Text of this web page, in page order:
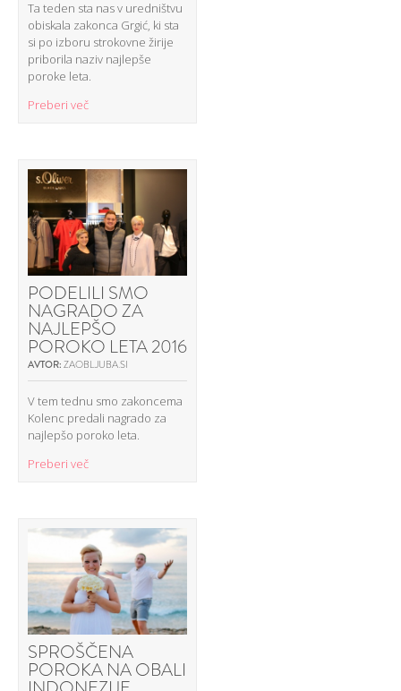
Ta teden sta nas v uredništvu
obiskala zakonca Grgić, ki sta
si po izboru strokovne žirije
priborila naziv najlepše
poroke leta.
Preberi več
PODELILI SMO
NAGRADO ZA
NAJLEPŠO
POROKO LETA 2016
AVTOR:ZAOBLJUBA.SI
V tem tednu smo zakoncema
Kolenc predali nagrado za
najlepšo poroko leta.
Preberi več
SPROŠČENA
POROKA NA OBALI